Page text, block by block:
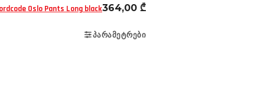
Oslo Pants Long black364,00 ₾
ᲞᲐᲠᲐᲛᲔᲢᲠᲔᲑᲘ